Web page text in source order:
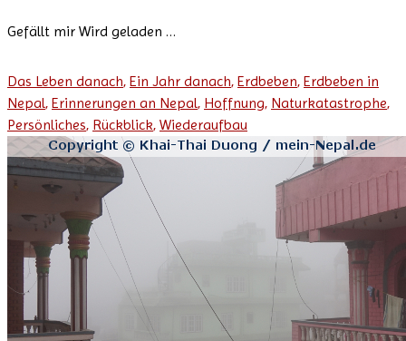
Gefällt mir Wird geladen …
Das Leben danach, Ein Jahr danach, Erdbeben, Erdbeben in
Nepal, Erinnerungen an Nepal, Hoffnung, Naturkatastrophe,
Persönliches, Rückblick, Wiederaufbau